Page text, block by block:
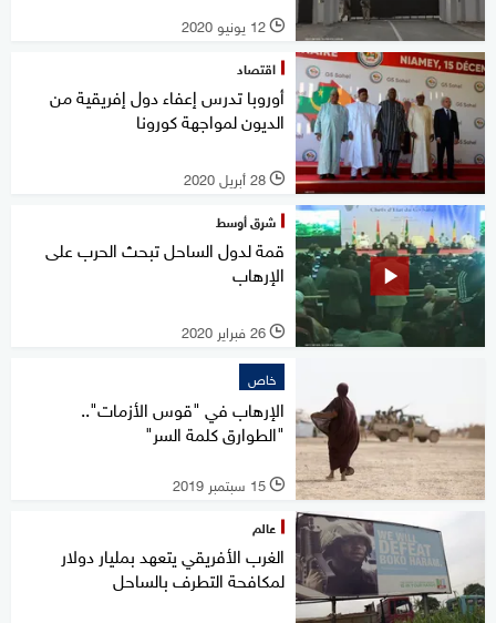
l 12 يونيو 2020
اقتصاد
أوروبا تدرس إعفاء دول إفريقية من
الديون لمواجهة كورونا
l 28 أبريل 2020
شرق أوسط
قمة لدول الساحل تبحث الحرب على
الإرهاب
l 26 فبراير 2020
خاص
الإرهاب في "قوس الأزمات"..
"الطوارق كلمة السر"
l 15 سبتمبر 2019
عالم
الغرب الأفريقي يتعهد بمليار دولار
لمكافحة التطرف بالساحل